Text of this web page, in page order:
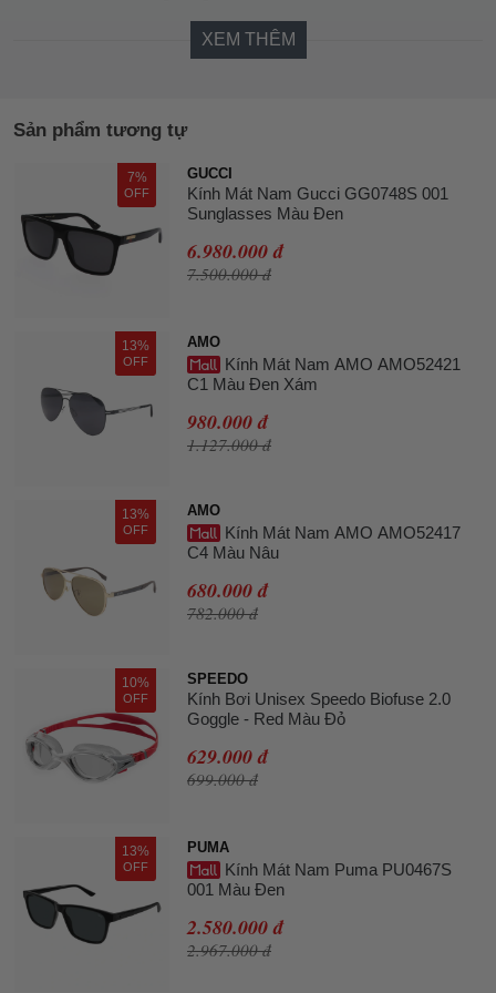
XEM THÊM
Sản phẩm tương tự
7%
OFF
GUCCI
Kính Mát Nam Gucci GG0748S 001
Sunglasses Màu Đen
6.980.000 đ
7.500.000 đ
13%
OFF
AMO
Kính Mát Nam AMO AMO52421
C1 Màu Đen Xám
980.000 đ
1.127.000 đ
13%
OFF
AMO
Kính Mát Nam AMO AMO52417
C4 Màu Nâu
680.000 đ
782.000 đ
10%
OFF
SPEEDO
Kính Bơi Unisex Speedo Biofuse 2.0
Goggle - Red Màu Đỏ
629.000 đ
699.000 đ
13%
OFF
PUMA
Kính Mát Nam Puma PU0467S
001 Màu Đen
2.580.000 đ
2.967.000 đ